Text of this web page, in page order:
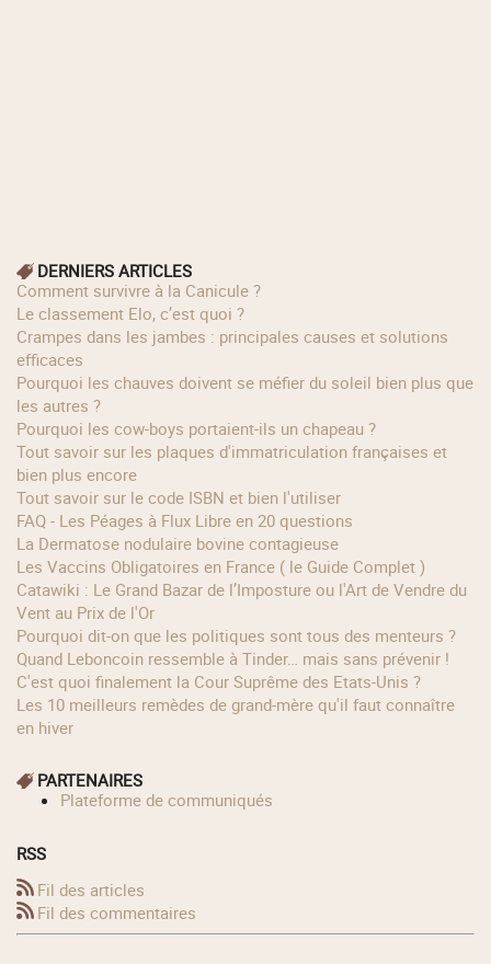
DERNIERS ARTICLES
Comment survivre à la Canicule ?
Le classement Elo, c’est quoi ?
Crampes dans les jambes : principales causes et solutions
efficaces
Pourquoi les chauves doivent se méfier du soleil bien plus que
les autres ?
Pourquoi les cow‑boys portaient‑ils un chapeau ?
Tout savoir sur les plaques d'immatriculation françaises et
bien plus encore
Tout savoir sur le code ISBN et bien l'utiliser
FAQ - Les Péages à Flux Libre en 20 questions
La Dermatose nodulaire bovine contagieuse
Les Vaccins Obligatoires en France ( le Guide Complet )
Catawiki : Le Grand Bazar de l’Imposture ou l'Art de Vendre du
Vent au Prix de l'Or
Pourquoi dit-on que les politiques sont tous des menteurs ?
Quand Leboncoin ressemble à Tinder… mais sans prévenir !
C'est quoi finalement la Cour Suprême des Etats-Unis ?
Les 10 meilleurs remèdes de grand-mère qu'il faut connaître
en hiver
PARTENAIRES
Plateforme de communiqués
RSS
Fil des articles
Fil des commentaires